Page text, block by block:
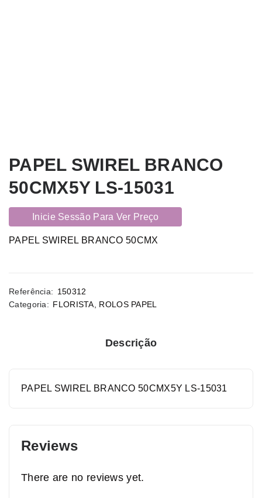
PAPEL SWIREL BRANCO
50CMX5Y LS-15031
Inicie Sessão Para Ver Preço
PAPEL SWIREL BRANCO 50CMX
Referência: 150312
Categoria: FLORISTA ROLOS PAPEL
Descrição
PAPEL SWIREL BRANCO 50CMX5Y LS-15031
Reviews
There are no reviews yet.